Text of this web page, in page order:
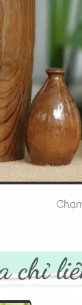
chỉ